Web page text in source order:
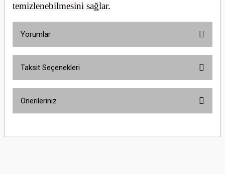
temizlenebilmesini sağlar.
Yorumlar
Taksit Seçenekleri
Önerileriniz
yetersiz gördüğünüz noktaları öneri formunu kullanarak tarafımıza